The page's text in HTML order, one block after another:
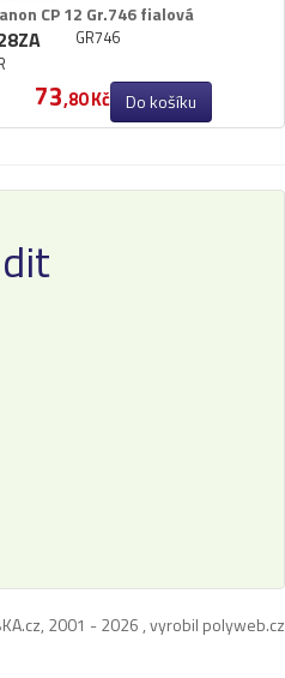
bar.válečky
CP 12 Gr.​746 fialová
GR746
73,80 Kč Do košíku
2001 - 2026 , vyrobil polyweb.cz